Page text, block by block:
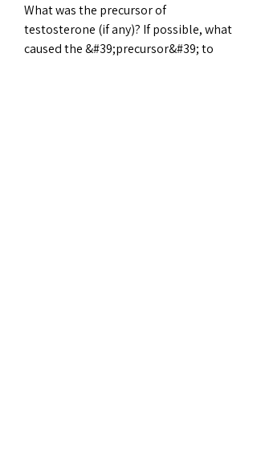
What was the precursor of
testosterone (if any)? If possible, what
caused the &#39;precursor&#39; to